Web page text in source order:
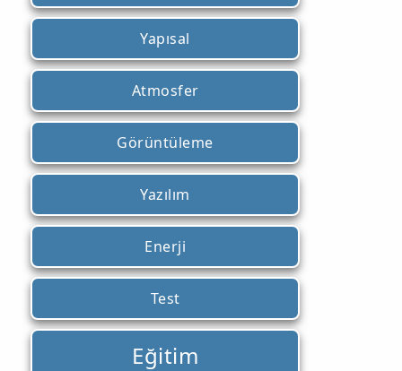
Yapısal
Atmosfer
Görüntüleme
Yazılım
Enerji
Test
Eğitim